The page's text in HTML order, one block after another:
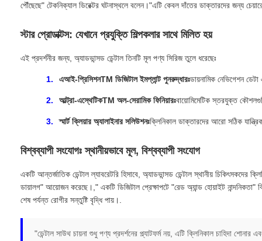
পৌঁছেছে" টেকনিক্যাল ডিরেক্টর ঘটনাস্থলে বলেন।"এটি কেবল দাঁতের ডাক্তারদের জন্য
স্টার প্রোডাক্টস: যেখানে প্রযুক্তি শিল্পকলার সাথে মিলিত হয়
এই প্রদর্শনীর জন্য, অ্যাডভান্সড ডেন্টাল তিনটি মূল পণ্য সিরিজ তুলে ধরেছেঃ
এআই-প্রিসিশনTM ডিজিটাল ইমপ্লান্ট পুনরুদ্ধারঃডায়নামিক নেভিগেশন
আল্ট্রা-এস্থেটিকTM অল-সেরামিক ফিনিয়ারঃবায়োমিমেটিক স্তরযুক্ত
স্মার্ট ক্লিয়ার অ্যালাইনার সলিউশনঃক্লিনিকাল ডাক্তারদের আরো সঠিক
বিশ্বব্যাপী সংযোগঃ স্থানীয়ভাবে মূল, বিশ্বব্যাপী সংযোগ
একটি আন্তর্জাতিক ডেন্টাল ল্যাবরেটরি হিসাবে, অ্যাডভান্সড ডেন্টাল স্থানীয়
ডায়ালগ" আয়োজন করেছে।," একটি ডিজিটাল প্রেক্ষাপটে "রেড অ্যান্ড হোয়াইট নান্দনিকতা"
শেষ পর্যন্ত রোগীর সন্তুষ্টি বৃদ্ধি পায়।.
"ডেন্টাল সাউথ চায়না শুধু পণ্য প্রদর্শনের প্ল্যাটফর্ম নয়, এটি ক্লিনিকাল চাহিদা শোনার